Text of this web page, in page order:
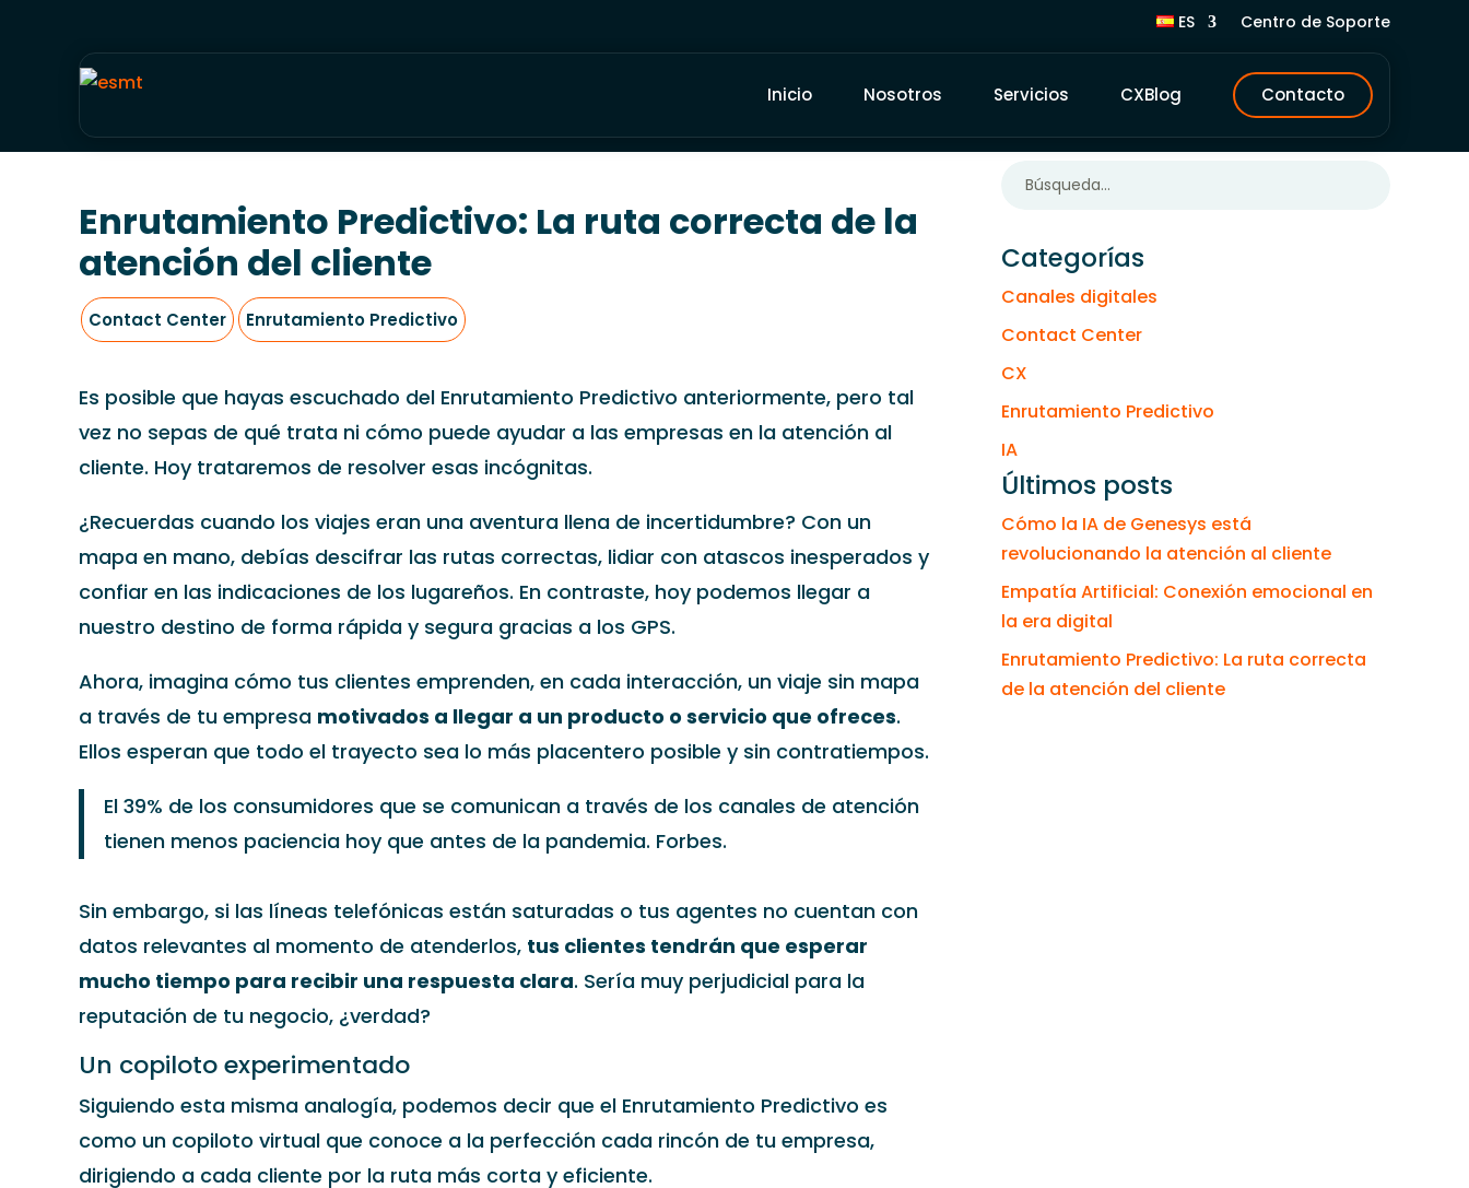
ES Centro de Soporte
Inicio Nosotros Servicios CXBlog Contacto
Enrutamiento Predictivo: La ruta correcta de la
atención del cliente
Contact Center Enrutamiento Predictivo
Es posible que hayas escuchado del Enrutamiento Predictivo anteriormente, pero tal
vez no sepas de qué trata ni cómo puede ayudar a las empresas en la atención al
cliente. Hoy trataremos de resolver esas incógnitas.
¿Recuerdas cuando los viajes eran una aventura llena de incertidumbre? Con un
mapa en mano, debías descifrar las rutas correctas, lidiar con atascos inesperados y
confiar en las indicaciones de los lugareños. En contraste, hoy podemos llegar a
nuestro destino de forma rápida y segura gracias a los GPS.
Ahora, imagina cómo tus clientes emprenden, en cada interacción, un viaje sin mapa
a través de tu empresa motivados a llegar a un producto o servicio que ofreces.
Ellos esperan que todo el trayecto sea lo más placentero posible y sin contratiempos.
El 39% de los consumidores que se comunican a través de los canales de atención
tienen menos paciencia hoy que antes de la pandemia. Forbes.
Sin embargo, si las líneas telefónicas están saturadas o tus agentes no cuentan con
datos relevantes al momento de atenderlos, tus clientes tendrán que esperar
mucho tiempo para recibir una respuesta clara. Sería muy perjudicial para la
reputación de tu negocio, ¿verdad?
Un copiloto experimentado
Siguiendo esta misma analogía, podemos decir que el Enrutamiento Predictivo es
como un copiloto virtual que conoce a la perfección cada rincón de tu empresa,
dirigiendo a cada cliente por la ruta más corta y eficiente.
Categorías
Canales digitales
Contact Center
CX
Enrutamiento Predictivo
IA
Últimos posts
Cómo la IA de Genesys está
revolucionando la atención al cliente
Empatía Artificial: Conexión emocional en
la era digital
Enrutamiento Predictivo: La ruta correcta
de la atención del cliente